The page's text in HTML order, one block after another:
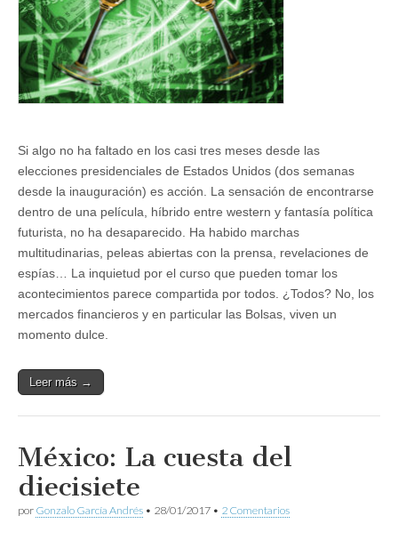
Si algo no ha faltado en los casi tres meses desde las
elecciones presidenciales de Estados Unidos (dos semanas
desde la inauguración) es acción. La sensación de encontrarse
dentro de una película, híbrido entre western y fantasía política
futurista, no ha desaparecido. Ha habido marchas
multitudinarias, peleas abiertas con la prensa, revelaciones de
espías… La inquietud por el curso que pueden tomar los
acontecimientos parece compartida por todos. ¿Todos? No, los
mercados financieros y en particular las Bolsas, viven un
momento dulce.
Leer más →
México: La cuesta del
diecisiete
por Gonzalo García Andrés • 28/01/2017 • 2 Comentarios